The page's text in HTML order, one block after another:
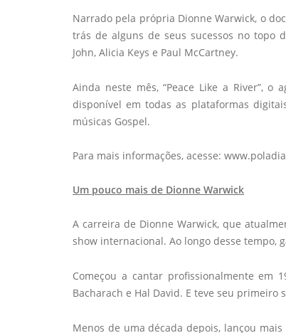
Narrado pela própria Dionne Warwick, o
trás de alguns de seus sucessos no topo
John, Alicia Keys e Paul McCartney.
Ainda neste mês, “Peace Like a River”,
disponível em todas as plataformas
músicas Gospel.
Para mais informações, acesse:
Um pouco mais de Dionne Warwick
A carreira de Dionne Warwick, que
show internacional. Ao longo desse tempo,
Começou a cantar profissionalmente em
Bacharach e Hal David. E teve seu primeiro
Menos de uma década depois, lançou